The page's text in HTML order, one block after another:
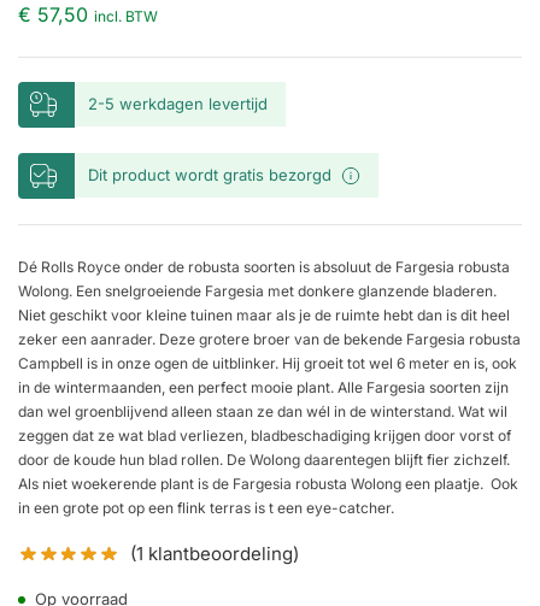
€ 57,50 incl. BTW
2-5 werkdagen levertijd
Dit product wordt gratis bezorgd
Dé Rolls Royce onder de robusta soorten is absoluut de Fargesia robusta
Wolong. Een snelgroeiende Fargesia met donkere glanzende bladeren.
Niet geschikt voor kleine tuinen maar als je de ruimte hebt dan is dit heel
zeker een aanrader. Deze grotere broer van de bekende Fargesia robusta
Campbell is in onze ogen de uitblinker. Hij groeit tot wel 6 meter en is, ook
in de wintermaanden, een perfect mooie plant. Alle Fargesia soorten zijn
dan wel groenblijvend alleen staan ze dan wél in de winterstand. Wat wil
zeggen dat ze wat blad verliezen, bladbeschadiging krijgen door vorst of
door de koude hun blad rollen. De Wolong daarentegen blijft fier zichzelf.
Als niet woekerende plant is de Fargesia robusta Wolong een plaatje. Ook
in een grote pot op een flink terras is t een eye-catcher.
(1 klantbeoordeling)
Op voorraad